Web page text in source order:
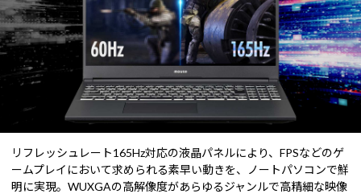
リフレッシュレート165Hz対応の液晶パネルにより、FPSなどのゲ
ームプレイにおいて求められる素早い動きを、ノートパソコンで鮮
明に実現。WUXGAの高解像度があらゆるジャンルで高精細な映像